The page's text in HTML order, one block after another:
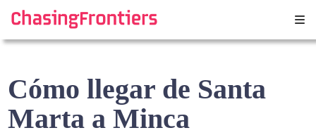
content
Cómo llegar de Santa
Marta a Minca